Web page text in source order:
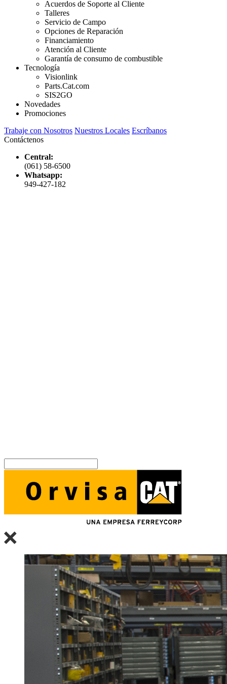
Acuerdos de Soporte al Cliente
Talleres
Servicio de Campo
Opciones de Reparación
Financiamiento
Atención al Cliente
Garantía de consumo de combustible
Tecnología
Visionlink
Parts.Cat.com
SIS2GO
Novedades
Promociones
Trabaje con Nosotros Nuestros Locales Escríbanos
Contáctenos
Central:
(061) 58-6500
Whatsapp:
949-427-182